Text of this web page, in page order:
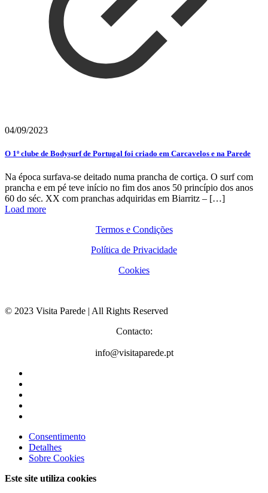
04/09/2023
O 1º clube de Bodysurf de Portugal foi criado em Carcavelos e na Parede
Na época surfava-se deitado numa prancha de cortiça. O surf com
prancha e em pé teve início no fim dos anos 50 princípio dos anos
60 do séc. XX com pranchas adquiridas em Biarritz – […]
Load more
Termos e Condições
Política de Privacidade
Cookies
© 2023 Visita Parede | All Rights Reserved
Contacto:
info@visitaparede.pt
Consentimento
Detalhes
Sobre Cookies
Este site utiliza cookies